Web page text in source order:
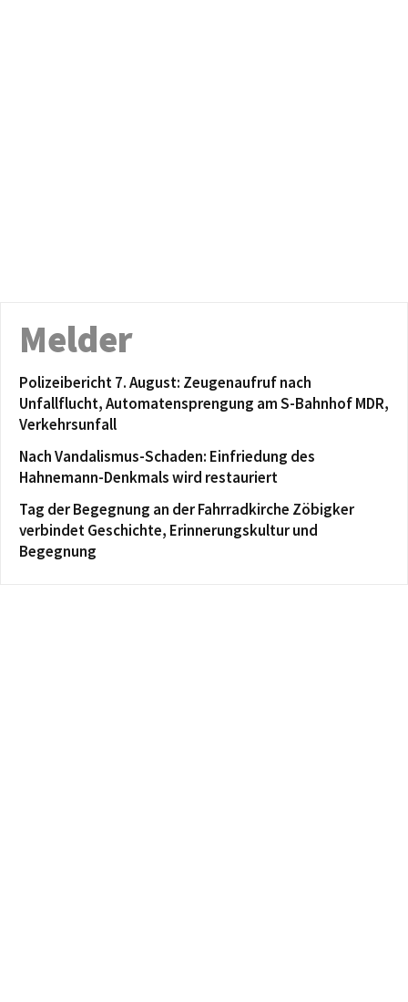
Melder
Polizeibericht 7. August: Zeugenaufruf nach
Unfallflucht, Automatensprengung am S-Bahnhof MDR,
Verkehrsunfall
Nach Vandalismus-Schaden: Einfriedung des
Hahnemann-Denkmals wird restauriert
Tag der Begegnung an der Fahrradkirche Zöbigker
verbindet Geschichte, Erinnerungskultur und
Begegnung